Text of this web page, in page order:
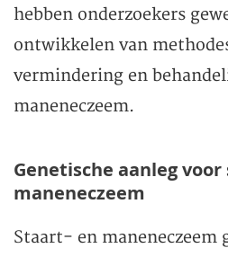
hebben onderzoekers
ontwikkelen van
vermindering en
maneneczeem.
Genetische aanleg
maneneczeem
Staart- en maneneczeem